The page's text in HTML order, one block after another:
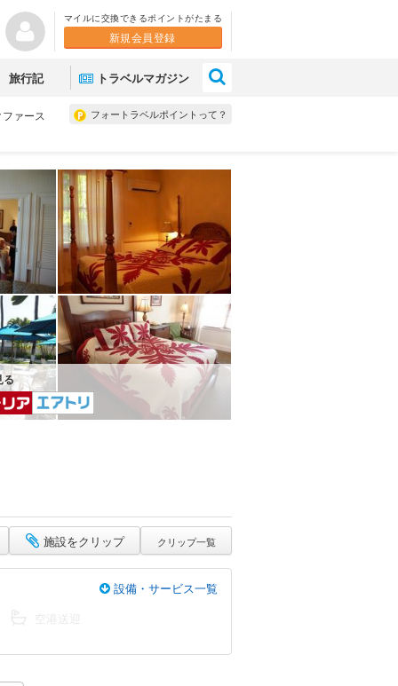
マイルに交換できるポイントがたまる
新規会員登録
旅行記 トラベルマガジン
フォートラベルポイントって？
ァース
る
施設をクリップ クリップ一覧
設備・サービス一覧